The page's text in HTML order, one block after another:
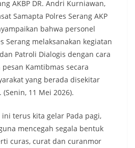
AKBP DR. Andri Kurniawan,
Samapta Polres Serang AKP
bahwa personel
Serang melaksanakan kegiatan
Patroli Dialogis dengan cara
Kamtibmas secara
yang berada disekitar
11 Mei 2026).
terus kita gelar Pada pagi,
mencegah segala bentuk
curas, curat dan curanmor